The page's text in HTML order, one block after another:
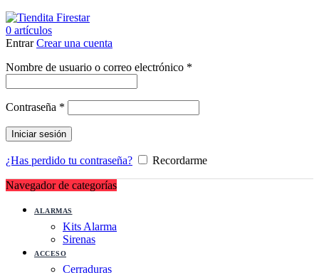
0 artículos
EntrarCrear una cuenta
Nombre de usuario o correo electrónico *
Contraseña *
Iniciar sesión
¿Has perdido tu contraseña? Recordarme
Navegador de categorías
ALARMAS
Kits Alarma
Sirenas
ACCESO
Cerraduras